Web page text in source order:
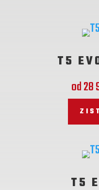
T5
od 28
T5